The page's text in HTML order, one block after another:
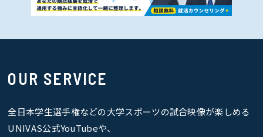
OUR SERVICE
全日本学生選手権などの大学スポーツの試合映像が楽しめる
UNIVAS公式YouTubeや、